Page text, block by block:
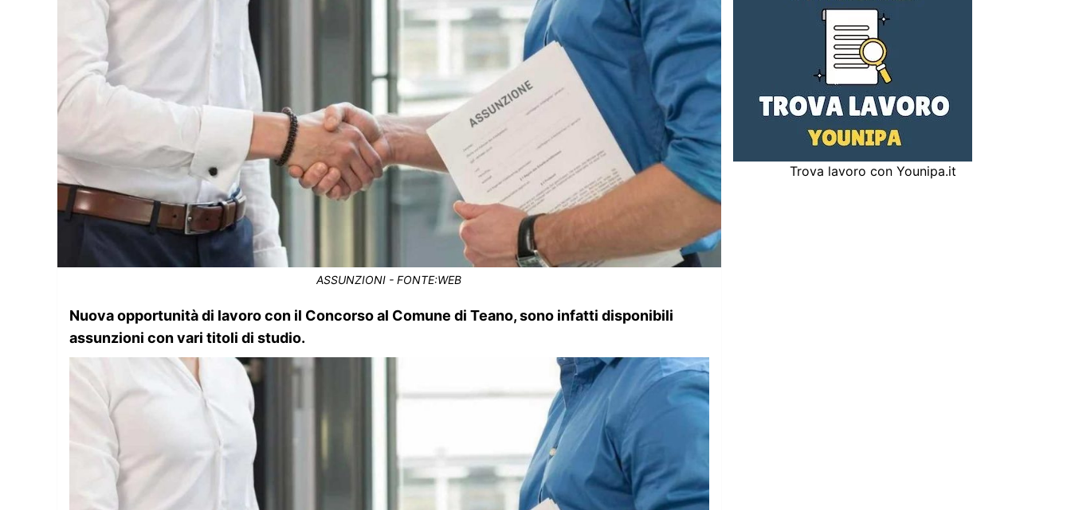
ASSUNZIONI - FONTE:WEB
Nuova opportunità di lavoro con il Concorso al Comune di Teano, sono infatti disponibili
assunzioni con vari titoli di studio.
Trova lavoro con Younipa.it